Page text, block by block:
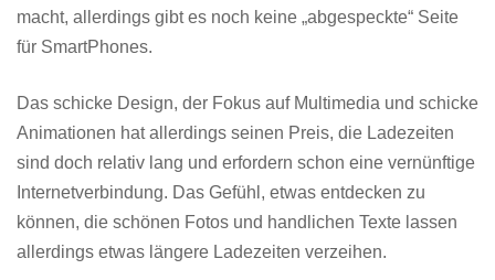
macht, allerdings gibt es noch keine „abgespeckte“ Seite
für SmartPhones.
Das schicke Design, der Fokus auf Multimedia und schicke
Animationen hat allerdings seinen Preis, die Ladezeiten
sind doch relativ lang und erfordern schon eine vernünftige
Internetverbindung. Das Gefühl, etwas entdecken zu
können, die schönen Fotos und handlichen Texte lassen
allerdings etwas längere Ladezeiten verzeihen.